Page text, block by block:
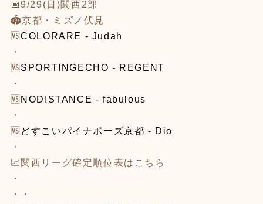
📅9/29(日)関西2部
🏟京都・ミズノ伏見
🆚COLORARE - Judah
・
🆚 SPORTINGECHO - REGENT
・
🆚 NODISTANCE - fabulous
・
🆚 どすこいパイナポーズ京都 - Dio
・
📈関西リーグ確定順位表は こちら
・
・・